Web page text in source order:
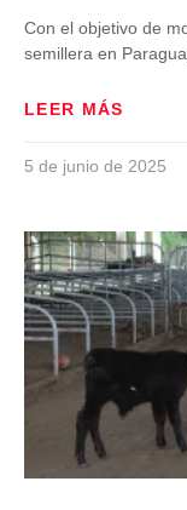
Con el objetivo de
semillera en
LEER MÁS
5 de junio de 2025